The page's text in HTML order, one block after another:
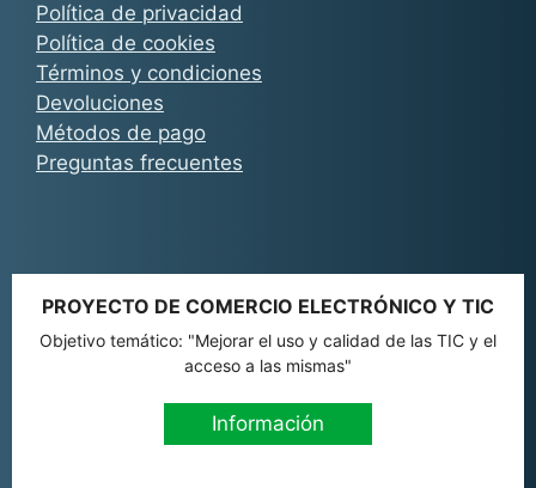
Política de privacidad
Política de cookies
Términos y condiciones
Devoluciones
Métodos de pago
Preguntas frecuentes
PROYECTO DE COMERCIO ELECTRÓNICO Y TIC
Objetivo temático: "Mejorar el uso y calidad de las TIC y el
acceso a las mismas"
Información